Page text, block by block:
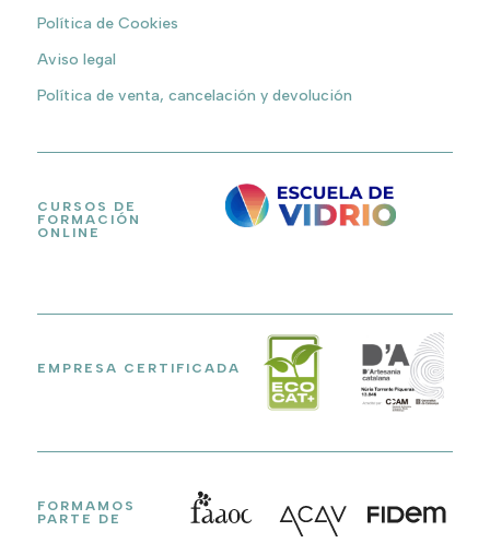
Política de Cookies
Aviso legal
Política de venta, cancelación y devolución
CURSOS DE
FORMACIÓN
ONLINE
EMPRESA CERTIFICADA
FORMAMOS
PARTE DE